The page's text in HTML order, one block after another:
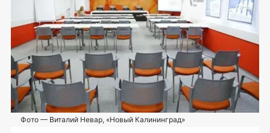
Фото — Виталий Невар, «Новый Калининград»